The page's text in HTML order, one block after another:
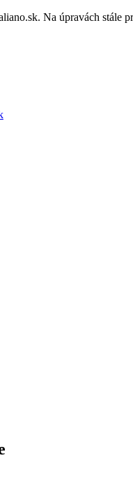
Na úpravách stále